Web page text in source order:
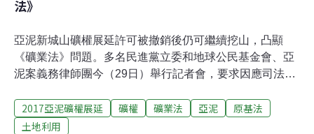
法》
亞泥新城山礦權展延許可被撤銷後仍可繼續挖山，凸顯
《礦業法》問題。多名民進黨立委和地球公民基金會、亞
泥案義務律師團今（29日）舉行記者會，要求因應司法判
前70個礦業權展延申請案，就可如同亞泥新城山礦場，在
未通過嚴謹審查，且未完成礦業權展延核准情形下繼續挖
2017亞泥礦權展延 礦權 礦業法 亞泥
原基法
土地利用